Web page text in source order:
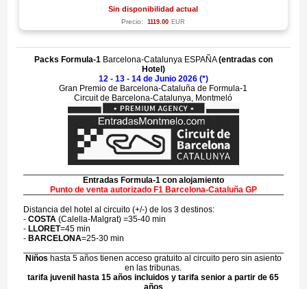
Sin disponibilidad actual
Precio: 1119.00 EUR
Packs Formula-1 Barcelona-Catalunya ESPAÑA(entradas con
Hotel)
12 - 13 - 14 de Junio 2026 (*)
Gran Premio de Barcelona-Cataluña de Formula-1
Circuit de Barcelona-Catalunya, Montmeló
Entradas Formula-1 con alojamiento
Punto de venta autorizado F1 Barcelona-Cataluña GP
Distancia del hotel al circuito (+/-) de los 3 destinos:
- COSTA(Calella-Malgrat) =35-40 min
- LLORET=45 min
- BARCELONA=25-30 min
Niños hasta 5 años tienen acceso gratuito al circuito pero sin asiento
en las tribunas.
tarifa juvenil hasta 15 años incluidos y tarifa senior a partir de 65
años